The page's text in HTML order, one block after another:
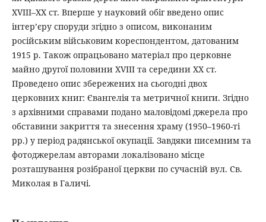
XVIII–XX ст. Вперше у науковий обіг введено опис
інтер’єру споруди згідно з описом, виконаним
російським військовим кореспондентом, датованим
1915 р. Також опрацьовано матеріал про церковне
майно другої половини XVIII та середини ХХ ст.
Проведено опис збережених на сьогодні двох
церковних книг: Євангелія та метричної книги. Згідно
з архівними справами подано маловідомі джерела про
обставини закриття та знесення храму (1950–1960-ті
рр.) у період радянської окупації. Завдяки писемним та
фотоджерелам авторами локалізовано місце
розташування розібраної церкви по сучасній вул. Св.
Миколая в Галичі.